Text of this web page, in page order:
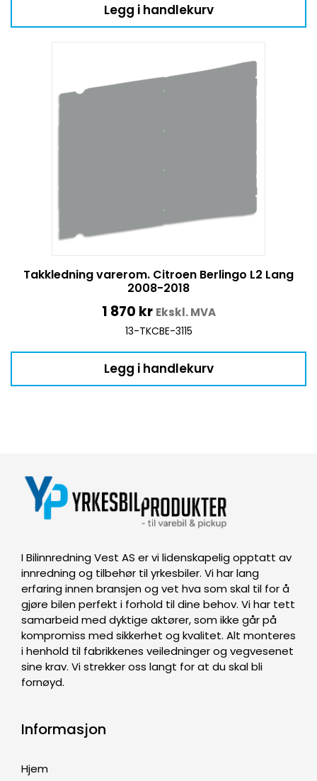
Legg i handlekurv
Takkledning varerom. Citroen Berlingo L2 Lang
2008-2018
1 870 kr Ekskl. MVA
13-TKCBE-3115
Legg i handlekurv
I Bilinnredning Vest AS er vi lidenskapelig opptatt av
innredning og tilbehør til yrkesbiler. Vi har lang
erfaring innen bransjen og vet hva som skal til for å
gjøre bilen perfekt i forhold til dine behov. Vi har tett
samarbeid med dyktige aktører, som ikke går på
kompromiss med sikkerhet og kvalitet. Alt monteres
i henhold til fabrikkenes veiledninger og vegvesenet
sine krav. Vi strekker oss langt for at du skal bli
fornøyd.
Informasjon
Hjem